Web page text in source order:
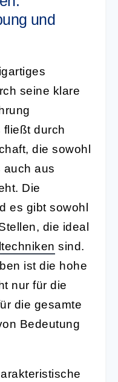
und
seine klare
fließt durch
die sowohl
auch aus
Die
es gibt sowohl
die ideal
sind.
ist die hohe
nur für die
die gesamte
Bedeutung